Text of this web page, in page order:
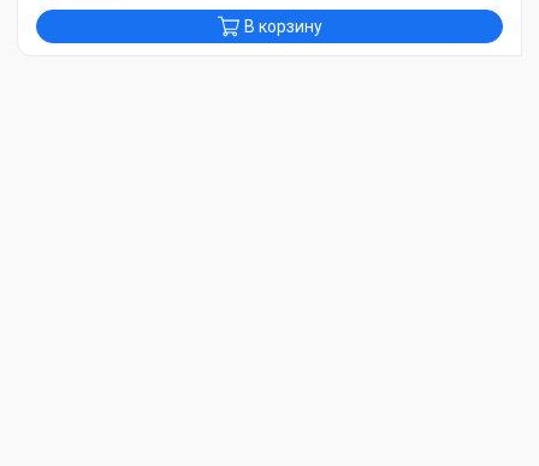
В корзину